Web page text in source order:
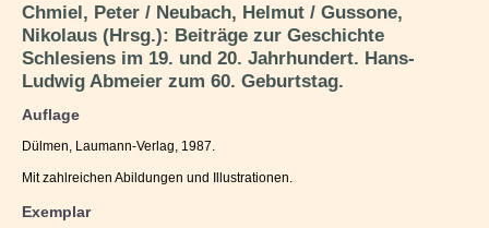
Chmiel, Peter / Neubach, Helmut / Gussone,
Nikolaus (Hrsg.): Beiträge zur Geschichte
Schlesiens im 19. und 20. Jahrhundert. Hans-
Ludwig Abmeier zum 60. Geburtstag.
Auflage
Dülmen, Laumann-Verlag, 1987.
Mit zahlreichen Abildungen und Illustrationen.
Exemplar